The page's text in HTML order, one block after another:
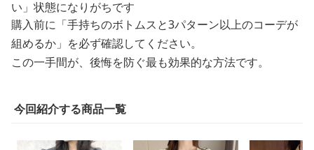
い」状態になりがちです
購入前に「手持ちのボトムスと3パターン以上のコーデが
組めるか」を必ず確認してください。
この一手間が、後悔を防ぐ最も効果的な方法です。
今回紹介する商品一覧